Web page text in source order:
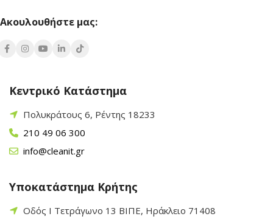
Ακουλουθήστε μας:
Κεντρικό Κατάστημα
Πολυκράτους 6, Ρέντης 18233
210 49 06 300
info@cleanit.gr
Υποκατάστημα Κρήτης
Οδός Ι Τετράγωνο 13 ΒΙΠΕ, Ηράκλειο 71408